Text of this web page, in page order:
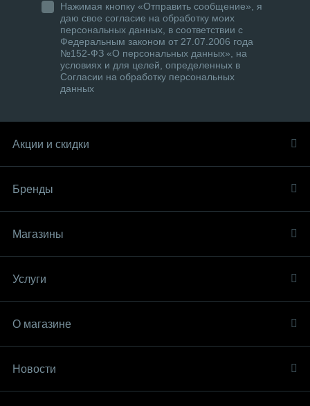
Нажимая кнопку «Отправить сообщение», я
даю свое согласие на обработку моих
персональных данных, в соответствии с
Федеральным законом от 27.07.2006 года
№152-ФЗ «О персональных данных», на
условиях и для целей, определенных в
Согласии на обработку персональных
данных
Акции и скидки
Бренды
Магазины
Услуги
О магазине
Новости